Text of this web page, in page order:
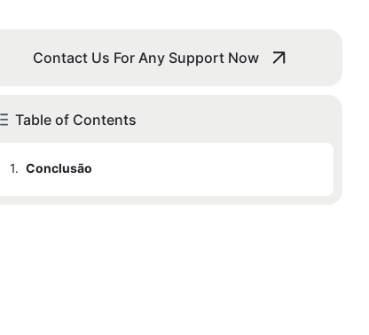
Contact Us For Any Support Now
Table of Contents
1. Conclusão